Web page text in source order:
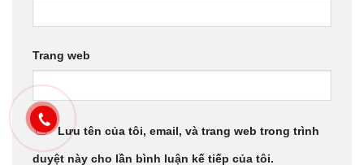
Trang web
Lưu tên của tôi, email, và trang web trong trình
duyệt này cho lần bình luận kế tiếp của tôi.